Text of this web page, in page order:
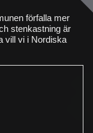
förfalla mer
stenkastning är
vill vi i Nordiska